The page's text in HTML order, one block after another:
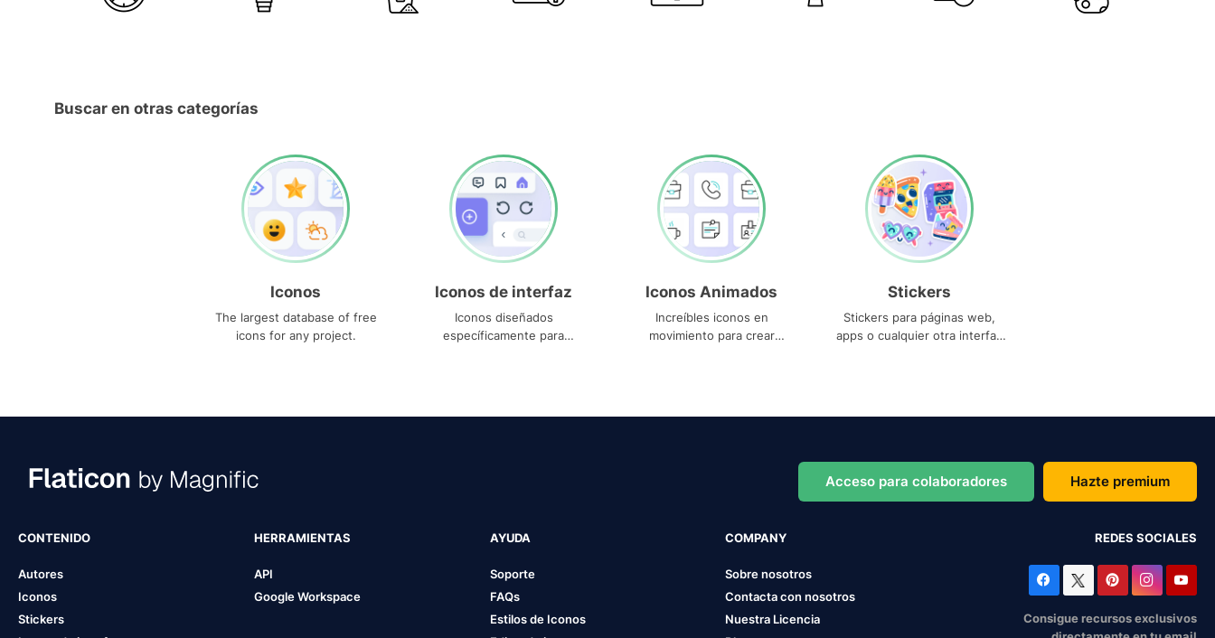
Buscar en otras categorías
Iconos
The largest database of free
icons for any project.
Iconos de interfaz
Iconos diseñados
específicamente para
Iconos Animados
Increíbles iconos en
movimiento para crear
Stickers
Stickers para páginas web,
apps o cualquier otra interfaz
Acceso para colaboradores Hazte premium
CONTENIDO
Autores
Iconos
Stickers
HERRAMIENTAS
API
Google Workspace
AYUDA
Soporte
FAQs
Estilos de Iconos
COMPANY
Sobre nosotros
Contacta con nosotros
Nuestra Licencia
REDES SOCIALES
Consigue recursos exclusivos